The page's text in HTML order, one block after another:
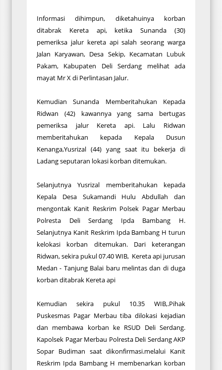
Informasi dihimpun, diketahuinya korban
ditabrak Kereta api, ketika Sunanda (30)
pemeriksa jalur kereta api salah seorang warga
Jalan Karyawan, Desa Sekip, Kecamatan Lubuk
Pakam, Kabupaten Deli Serdang melihat ada
mayat Mr X di Perlintasan Jalur.
Kemudian Sunanda Memberitahukan Kepada
Ridwan (42) kawannya yang sama bertugas
pemeriksa jalur Kereta api. Lalu Ridwan
memberitahukan kepada Kepala Dusun
Kenanga,Yusrizal (44) yang saat itu bekerja di
Ladang seputaran lokasi korban ditemukan.
Selanjutnya Yusrizal memberitahukan kepada
Kepala Desa Sukamandi Hulu Abdullah dan
mengontak Kanit Reskrim Polsek Pagar Merbau
Polresta Deli Serdang Ipda Bambang H.
Selanjutnya Kanit Reskrim Ipda Bambang H turun
kelokasi korban ditemukan. Dari keterangan
Ridwan, sekira pukul 07.40 WIB, Kereta api jurusan
Medan - Tanjung Balai baru melintas dan di duga
korban ditabrak Kereta api
Kemudian sekira pukul 10.35 WIB,.Pihak
Puskesmas Pagar Merbau tiba dilokasi kejadian
dan membawa korban ke RSUD Deli Serdang.
Kapolsek Pagar Merbau Polresta Deli Serdang AKP
Sopar Budiman saat dikonfirmasi.melalui Kanit
Reskrim Ipda Bambang H membenarkan korban